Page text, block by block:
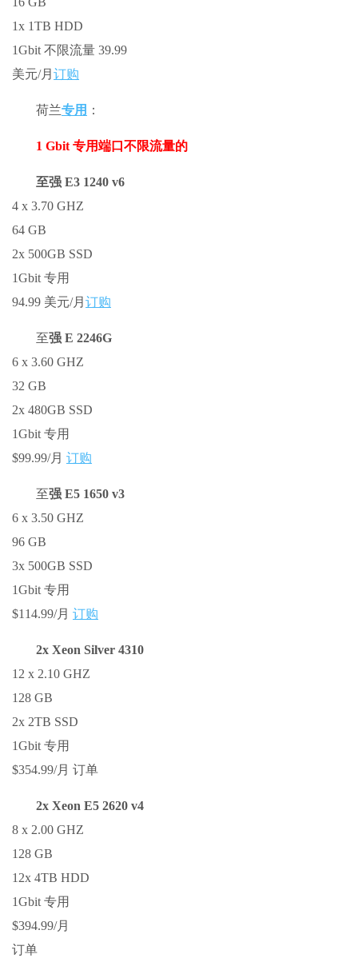
1x 1TB HDD
1Gbit 不限流量 39.99
美元/月 订购
荷兰专用 ：
1 Gbit 专用端口不限流量的
至强 E3 1240 v6
4 x 3.70 GHZ
64 GB
2x 500GB SSD
1Gbit 专用
94.99 美元/月 订购
至强 E 2246G
6 x 3.60 GHZ
32 GB
2x 480GB SSD
1Gbit 专用
$99.99/月 订购
至强 E5 1650 v3
6 x 3.50 GHZ
96 GB
3x 500GB SSD
1Gbit 专用
$114.99/月 订购
2x Xeon Silver 4310
12 x 2.10 GHZ
128 GB
2x 2TB SSD
1Gbit 专用
$354.99/月 订单
2x Xeon E5 2620 v4
8 x 2.00 GHZ
128 GB
12x 4TB HDD
1Gbit 专用
$394.99/月
订单